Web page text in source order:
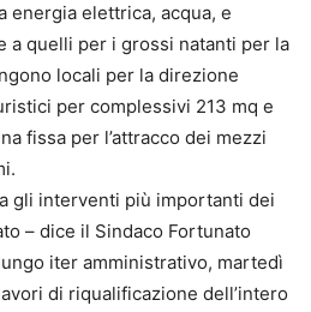
energia elettrica, acqua, e
a quelli per i grossi natanti per la
locali per la direzione
per complessivi 213 mq e
fissa per l’attracco dei mezzi
gli interventi più importanti dei
– dice il Sindaco Fortunato
iter amministrativo, martedì
di riqualificazione dell’intero